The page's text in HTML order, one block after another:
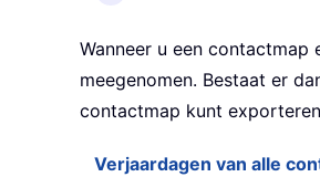
Wanneer u een
meegenomen. Bestaat er
contactmap kunt
Verjaardagen van alle